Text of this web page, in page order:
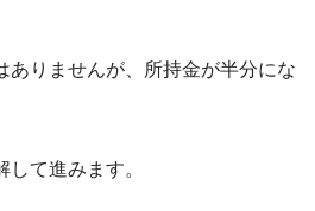
ありませんが、所持金が半分にな
て進みます。